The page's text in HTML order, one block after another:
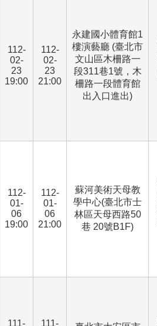
112-
02-
23
19:00
112-
02-
23
21:00
永建國小體育館1
樓演藝廳 (臺北市
文山區木柵路一
段311巷1號，木
柵路一段體育館
出入口進出)
112-
01-
06
19:00
112-
01-
06
21:00
蘇河美術天母教
學中心(臺北市士
林區天母西路50
巷 20號B1F)
111- 111-